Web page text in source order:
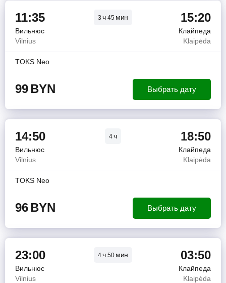
11:35 3ч 45 мин 15:20
Вильнюс
Клайпеда
Vilnius
Klaipėda
TOKS Neo
99BYN Выбрать дату
14:50 4ч 18:50
Вильнюс
Клайпеда
Vilnius
Klaipėda
TOKS Neo
96BYN Выбрать дату
23:00 4ч 50 мин 03:50
Вильнюс
Клайпеда
Vilnius
Klaipėda